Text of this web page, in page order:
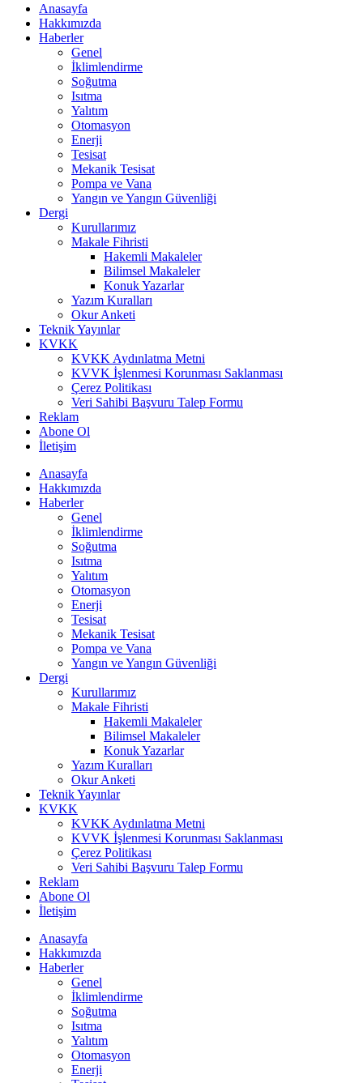
Anasayfa
Hakkımızda
Haberler
Genel
İklimlendirme
Soğutma
Isıtma
Yalıtım
Otomasyon
Enerji
Tesisat
Mekanik Tesisat
Pompa ve Vana
Yangın ve Yangın Güvenliği
Dergi
Kurullarımız
Makale Fihristi
Hakemli Makaleler
Bilimsel Makaleler
Konuk Yazarlar
Yazım Kuralları
Okur Anketi
Teknik Yayınlar
KVKK
KVKK Aydınlatma Metni
KVVK İşlenmesi Korunması Saklanması
Çerez Politikası
Veri Sahibi Başvuru Talep Formu
Reklam
Abone Ol
İletişim
Anasayfa
Hakkımızda
Haberler
Genel
İklimlendirme
Soğutma
Isıtma
Yalıtım
Otomasyon
Enerji
Tesisat
Mekanik Tesisat
Pompa ve Vana
Yangın ve Yangın Güvenliği
Dergi
Kurullarımız
Makale Fihristi
Hakemli Makaleler
Bilimsel Makaleler
Konuk Yazarlar
Yazım Kuralları
Okur Anketi
Teknik Yayınlar
KVKK
KVKK Aydınlatma Metni
KVVK İşlenmesi Korunması Saklanması
Çerez Politikası
Veri Sahibi Başvuru Talep Formu
Reklam
Abone Ol
İletişim
Anasayfa
Hakkımızda
Haberler
Genel
İklimlendirme
Soğutma
Isıtma
Yalıtım
Otomasyon
Enerji